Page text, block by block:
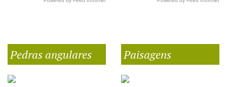
Pedras angulares Paisagens